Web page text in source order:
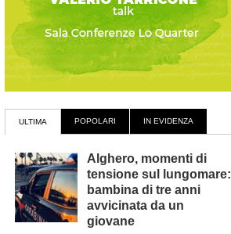
ULTIMA POPOLARI IN EVIDENZA
Alghero, momenti di
tensione sul lungomare:
bambina di tre anni
avvicinata da un
giovane